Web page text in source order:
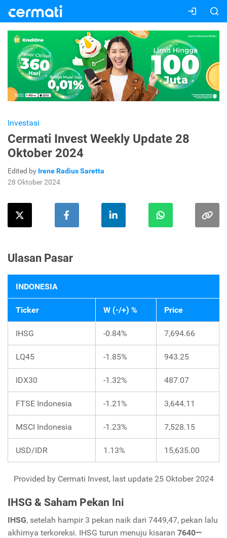
Investasi
Cermati Invest Weekly Update 28
Oktober 2024
Edited by Irene Radius Saretta
28 Oktober 2024
Ulasan Pasar
INDONESIA
Ticker W (-/+) % Price
IHSG -0.84% 7,694.66
LQ45 -1.85% 943.25
IDX30 -1.32% 487.07
FTSE Indonesia -1.21% 3,644.11
MSCI Indonesia -1.23% 7,528.15
USD/IDR 1.13% 15,635.00
Provided by Cermati Invest, last update 25 Oktober 2024
IHSG & Saham Pekan Ini
IHSG, setelah hampir 3 pekan naik dari 7449,47, pekan lalu
akhirnya terkoreksi. IHSG turun menuju kisaran 7640—